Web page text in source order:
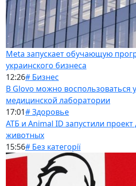
Meta запускает обучающую
украинского бизнеса
12:26# Бизнес
В Glovo можно воспользоваться
медицинской лаборатории
17:01# Здоровье
АТБ и Animal ID запустили
животных
15:56# Без категорії